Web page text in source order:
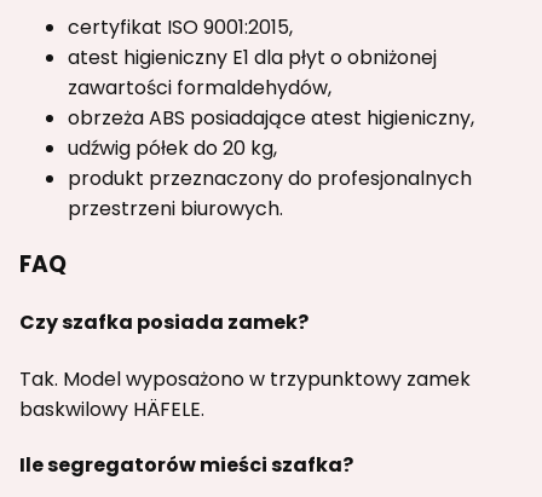
certyfikat ISO 9001:2015,
atest higieniczny E1 dla płyt o obniżonej
zawartości formaldehydów,
obrzeża ABS posiadające atest higieniczny,
udźwig półek do 20 kg,
produkt przeznaczony do profesjonalnych
przestrzeni biurowych.
FAQ
Czy szafka posiada zamek?
Tak. Model wyposażono w trzypunktowy zamek
baskwilowy HÄFELE.
Ile segregatorów mieści szafka?